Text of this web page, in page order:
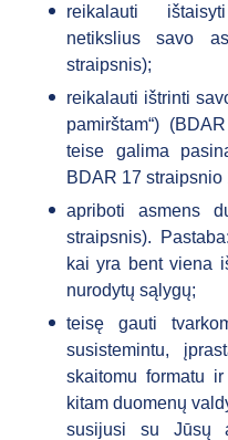
reikalauti
netikslius savo
straipsnis);
reikalauti ištrinti
pamirštam“)
teise galima
BDAR 17
apriboti asmens
straipsnis).
kai yra bent viena
nurodytų sąlygų;
teisę gauti
susistemintu,
skaitomu formatu
kitam duomenų
susijusi su Jūsų